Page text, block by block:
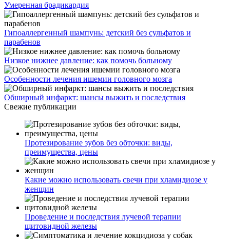
Умеренная брадикардия
Гипоаллергенный шампунь: детский без сульфатов и
парабенов
Низкое нижнее давление: как помочь больному
Особенности лечения ишемии головного мозга
Обширный инфаркт: шансы выжить и последствия
Свежие публикации
Протезирование зубов без обточки: виды,
преимущества, цены
Какие можно использовать свечи при хламидиозе у
женщин
Проведение и последствия лучевой терапии
щитовидной железы